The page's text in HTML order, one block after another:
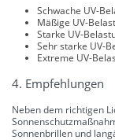
Schwache UV-
Mäßige UV-
Starke UV-
Sehr starke UV-
Extreme UV-
4. Empfehlungen
Neben dem richtigen
Sonnenbrillen und